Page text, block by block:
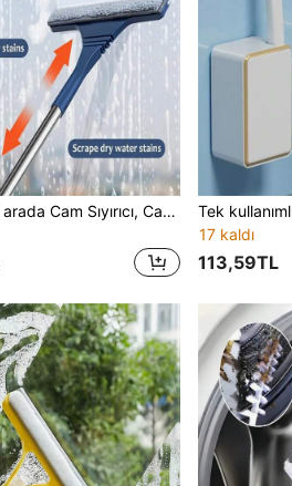
1 adet 2'si 1 arada Cam Sıyırıcı, Cam Temizleme Aleti, Banyo Cam Sileceği, Pencere Temizleyici, Geri Çekilebilir Paslanmaz Çelik Uzun Saplı Araba Ön Cam Temizleme Aleti, Ev ve Araba Camları İçin İz Bırakmayan Temizlik
17 kaldı
113,59TL